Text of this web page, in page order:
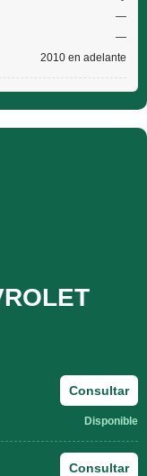
—
—
2010 en adelante
Disponible
Consultar
Consultar